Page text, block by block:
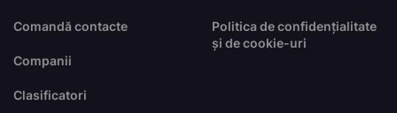
Comandă contacte
Companii
Clasificatori
Politica de confidențialitate
și de cookie-uri